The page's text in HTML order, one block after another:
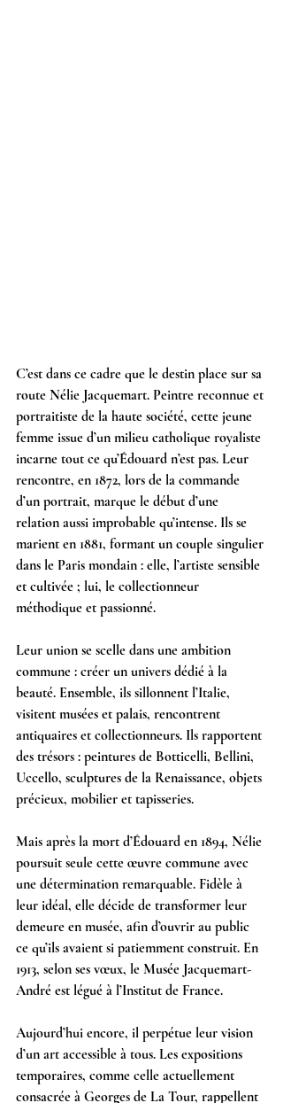
C’est dans ce cadre que le destin place sur sa
route Nélie Jacquemart. Peintre reconnue et
portraitiste de la haute société, cette jeune
femme issue d’un milieu catholique royaliste
incarne tout ce qu’Édouard n’est pas. Leur
rencontre, en 1872, lors de la commande
d’un portrait, marque le début d’une
relation aussi improbable qu’intense. Ils se
marient en 1881, formant un couple singulier
dans le Paris mondain : elle, l’artiste sensible
et cultivée ; lui, le collectionneur
méthodique et passionné.
Leur union se scelle dans une ambition
commune : créer un univers dédié à la
beauté. Ensemble, ils sillonnent l’Italie,
visitent musées et palais, rencontrent
antiquaires et collectionneurs. Ils rapportent
des trésors : peintures de Botticelli, Bellini,
Uccello, sculptures de la Renaissance, objets
précieux, mobilier et tapisseries.
Mais après la mort d’Édouard en 1894, Nélie
poursuit seule cette œuvre commune avec
une détermination remarquable. Fidèle à
leur idéal, elle décide de transformer leur
demeure en musée, afin d’ouvrir au public
ce qu’ils avaient si patiemment construit. En
1913, selon ses vœux, le Musée Jacquemart-
André est légué à l’Institut de France.
Aujourd’hui encore, il perpétue leur vision
d’un art accessible à tous. Les expositions
temporaires, comme celle actuellement
consacrée à Georges de La Tour, rappellent